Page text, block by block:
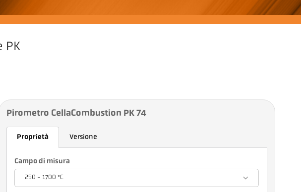
PK
Pirometro CellaCombustion PK 74
Proprietà Versione
Campo di misura
250 - 1700 °C